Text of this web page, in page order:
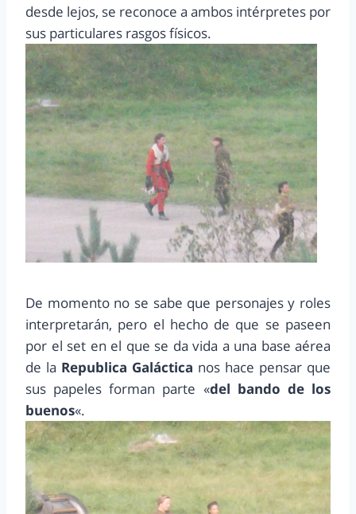
desde lejos, se reconoce a ambos intérpretes por
sus particulares rasgos físicos.
De momento no se sabe que personajes y roles
interpretarán, pero el hecho de que se paseen
por el set en el que se da vida a una base aérea
de la Republica Galáctica nos hace pensar que
sus papeles forman parte «del bando de los
buenos«.